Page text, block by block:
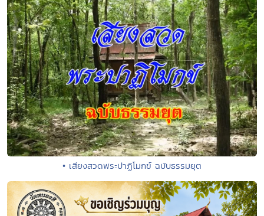
• เสียงสวดพระปาฏิโมกข์ ฉบับธรรมยุต